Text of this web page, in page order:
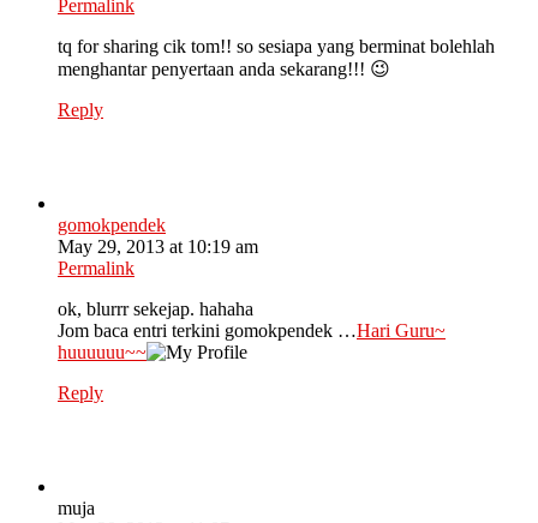
Permalink
tq for sharing cik tom!! so sesiapa yang berminat bolehlah
menghantar penyertaan anda sekarang!!! 😉
Reply
gomokpendek
May 29, 2013 at 10:19 am
Permalink
ok, blurrr sekejap. hahaha
Jom baca entri terkini gomokpendek …Hari Guru~
huuuuuu~~
Reply
muja